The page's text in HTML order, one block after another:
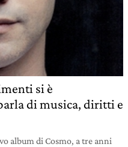
si è
di musica, diritti e
album di Cosmo, a tre anni